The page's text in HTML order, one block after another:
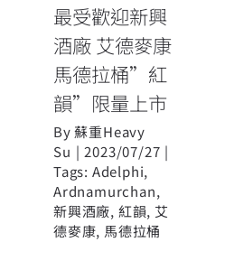
最受歡迎新興
酒廠 艾德麥康
馬德拉桶”紅
韻”限量上市
By蘇重Heavy
Su | 2023/07/27 |
Tags: Adelphi,
Ardnamurchan,
新興酒廠, 紅韻, 艾
德麥康, 馬德拉桶